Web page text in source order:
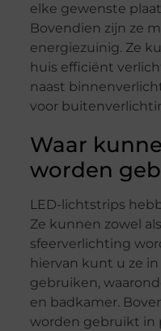
elke gewenste
Bovendien zijn ze
energiezuinig. Ze
huis efficiënt
naast
voor
Waar
worden
LED-lichtstrips
Ze kunnen zowel
sfeerverlichting
hiervan kunt u ze
gebruiken,
en badkamer.
worden gebruikt in